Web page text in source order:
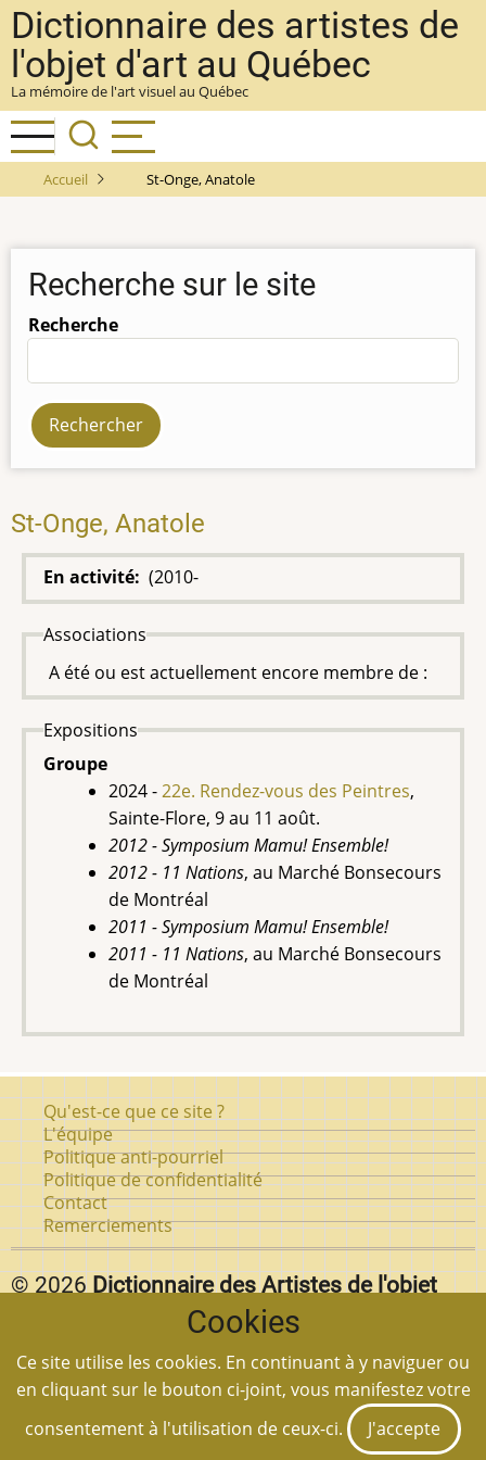
Aller
au
contenu
principal
Dictionnaire des artistes de
l'objet d'art au Québec
La mémoire de l'art visuel au Québec
Accueil St-Onge, Anatole
Recherche sur le site
Recherche
St-Onge, Anatole
En activité (2010-
Associations
A été ou est actuellement encore membre de :
Expositions
Groupe
2024 -22e. Rendez-vous des Peintres,
Sainte-Flore, 9 au 11 août.
2012 - Symposium Mamu! Ensemble!
2012 - 11 Nations, au Marché Bonsecours
de Montréal
2011 - Symposium Mamu! Ensemble!
2011 - 11 Nations, au Marché Bonsecours
de Montréal
Pied
de
page
Qu'est-ce que ce site ?
L'équipe
Politique anti-pourriel
Politique de confidentialité
Contact
Remerciements
© 2026 Dictionnaire des Artistes de l'objet
Vous pouvez reproduire textuellement des pages de
notre siteen autant que vous citez la source et
mettez un lien à la page en question.
Cookies
Ce site utilise les cookies. En continuant à y naviguer ou
en cliquant sur le bouton ci-joint, vous manifestez votre
consentement à l'utilisation de ceux-ci.
J'accepte